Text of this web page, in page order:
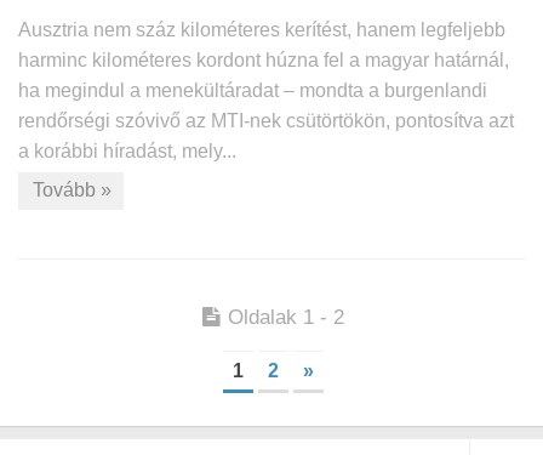
Ausztria nem száz kilométeres kerítést, hanem legfeljebb
harminc kilométeres kordont húzna fel a magyar határnál,
ha megindul a menekültáradat – mondta a burgenlandi
rendőrségi szóvivő az MTI-nek csütörtökön, pontosítva azt
a korábbi híradást, mely...
Tovább »
Oldalak 1 - 2
1 2 »